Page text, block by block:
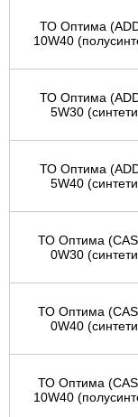
ТО Оптима
10W40
ТО Оптима
5W30
ТО Оптима
5W40
ТО Оптима
0W30
ТО Оптима
0W40
ТО Оптима
10W40